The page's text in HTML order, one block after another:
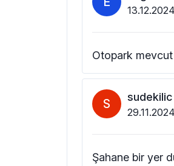
Otopark
S sudekilic
Şahane bir yer